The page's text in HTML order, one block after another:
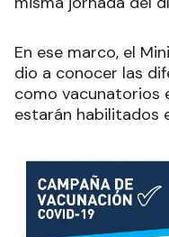
En ese marco, el
dio a conocer las
como vacunatorios
estarán habilitados